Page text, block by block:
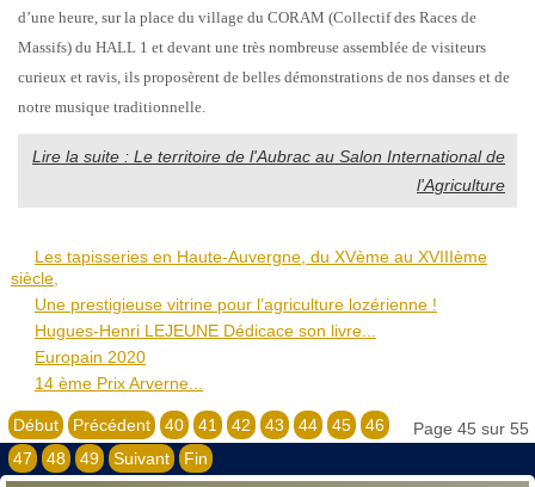
d’une heure, sur la place du village du CORAM (Collectif des Races de
Massifs) du HALL 1 et devant une très nombreuse assemblée de visiteurs
curieux et ravis, ils proposèrent de belles démonstrations de nos danses et de
notre musique traditionnelle.
Lire la suite : Le territoire de l'Aubrac au Salon International de
l'Agriculture
Les tapisseries en Haute-Auvergne, du XVème au XVIIIème
siècle,
Une prestigieuse vitrine pour l’agriculture lozérienne !
Hugues-Henri LEJEUNE Dédicace son livre...
Europain 2020
14 ème Prix Arverne...
Page 45 sur 55
Début Précédent 40 41 42 43 44 45
46
47
48 49 Suivant Fin